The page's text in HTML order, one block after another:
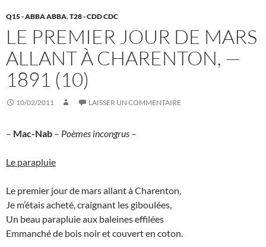
Q15 - ABBA ABBA,T28 - CDD CDC
LE PREMIER JOUR DE MARS
ALLANT À CHARENTON, —
1891 (10)
10/02/2011 LAISSER UN COMMENTAIRE
– Mac-Nab – Poèmes incongrus –
Le parapluie
Le premier jour de mars allant à Charenton,
Je m’étais acheté, craignant les giboulées,
Un beau parapluie aux baleines effilées
Emmanché de bois noir et couvert en coton.